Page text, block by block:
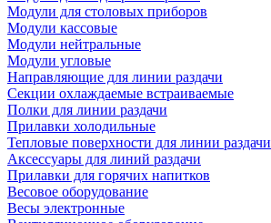
Модули для столовых приборов
Модули кассовые
Модули нейтральные
Модули угловые
Направляющие для линии раздачи
Секции охлаждаемые встраиваемые
Полки для линии раздачи
Прилавки холодильные
Тепловые поверхности для линии раздачи
Аксессуары для линий раздачи
Прилавки для горячих напитков
Весовое оборудование
Весы электронные